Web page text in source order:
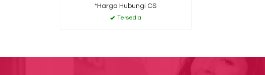
*Harga Hubungi CS
Tersedia